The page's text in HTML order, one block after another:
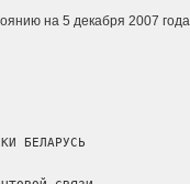
на 5 декабря 2007 года
БЕЛАРУСЬ